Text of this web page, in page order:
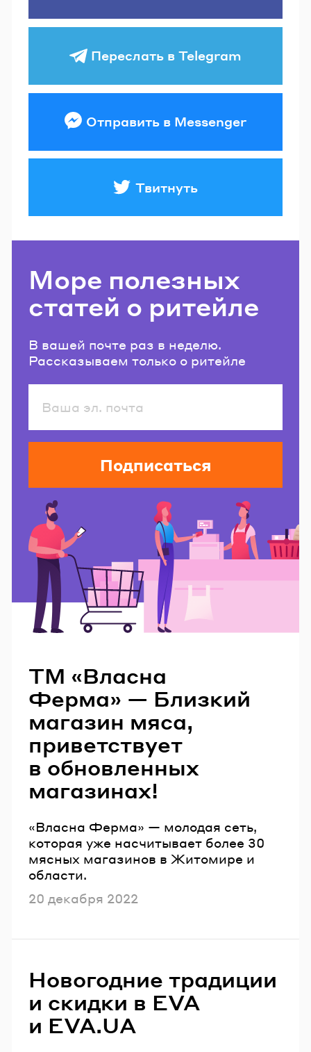
Переслать в Telegram
Отправить в Messenger
Твитнуть
Море полезных
статей о ритейле
В вашей почте раз в неделю.
Рассказываем только о ритейле
Подписаться
ТМ «Власна
Ферма» — Близкий
магазин мяса,
приветствует
в обновленных
магазинах!
«Власна Ферма» — молодая сеть,
которая уже насчитывает более 30
мясных магазинов в Житомире и
области.
Опубликовано
20 декабря 2022
Новогодние традиции
и скидки в EVA
и EVA.UA